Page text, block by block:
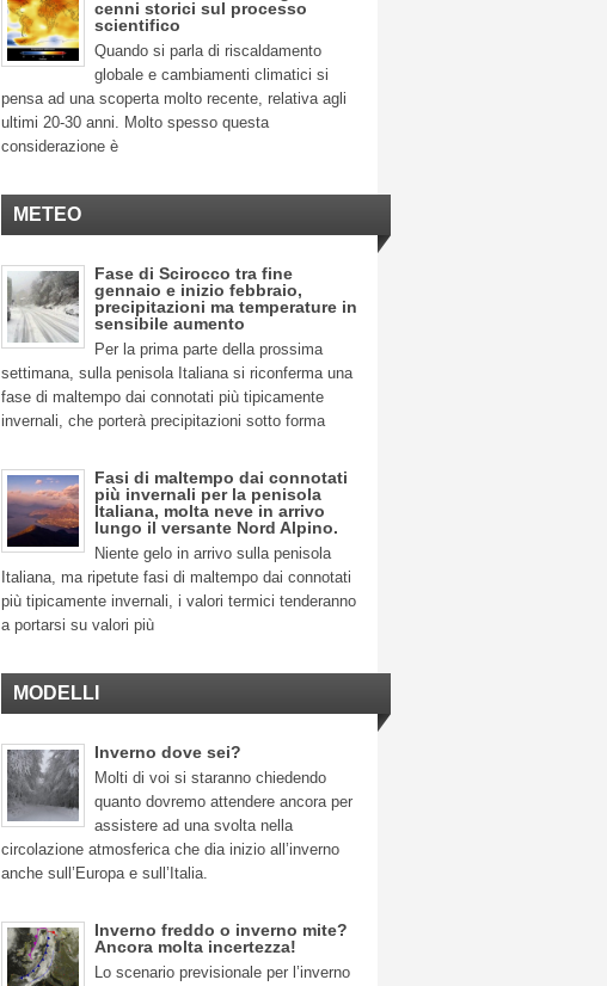
cenni storici sul processo
scientifico
Quando si parla di riscaldamento
globale e cambiamenti climatici si
pensa ad una scoperta molto recente, relativa agli
ultimi 20-30 anni. Molto spesso questa
considerazione è
METEO
Fase di Scirocco tra fine
gennaio e inizio febbraio,
precipitazioni ma temperature in
sensibile aumento
Per la prima parte della prossima
settimana, sulla penisola Italiana si riconferma una
fase di maltempo dai connotati più tipicamente
invernali, che porterà precipitazioni sotto forma
Fasi di maltempo dai connotati
più invernali per la penisola
Italiana, molta neve in arrivo
lungo il versante Nord Alpino.
Niente gelo in arrivo sulla penisola
Italiana, ma ripetute fasi di maltempo dai connotati
più tipicamente invernali, i valori termici tenderanno
a portarsi su valori più
MODELLI
Inverno dove sei?
Molti di voi si staranno chiedendo
quanto dovremo attendere ancora per
assistere ad una svolta nella
circolazione atmosferica che dia inizio all’inverno
anche sull’Europa e sull’Italia.
Inverno freddo o inverno mite?
Ancora molta incertezza!
Lo scenario previsionale per l’inverno